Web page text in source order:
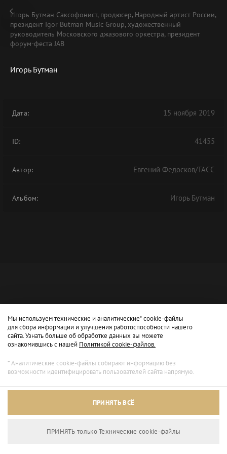
В АРХИВЕ
Архивный режим
Игорь Бутман Саксофонист, продюсер, Народный артист России,
президент Igor Butman Music Group, художественный
руководитель Московского джазового оркестра, президент
форум-феста JAB
Игорь Бутман
Дата: 15 ноября 2019
ID: 41455
Автор: Евгений Федосков/ТАСС
Альбом: Игорь Бутман
Мы используем технические и аналитические* cookie-файлы
для сбора информации и улучшения работоспособности нашего
сайта. Узнать больше об обработке данных вы можете
ознакомившись с нашей Политикой cookie-файлов.
* Аналитические cookie-файлы собирают информацию без
возможности идентифицировать пользователей сайта напрямую.
ПРИНЯТЬ ВСЁ
ПРИНЯТЬ только Технические сookie-файлы